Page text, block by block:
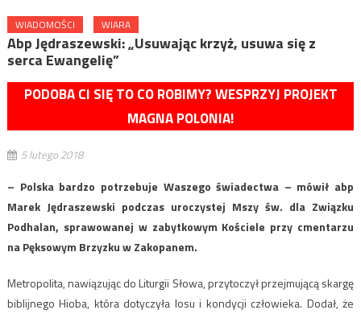
WIADOMOŚCI WIARA
Abp Jędraszewski: „Usuwając krzyż, usuwa się z
serca Ewangelię”
PODOBA CI SIĘ TO CO ROBIMY? WESPRZYJ PROJEKT
MAGNA POLONIA!
5 lutego 2018
– Polska bardzo potrzebuje Waszego świadectwa – mówił abp
Marek Jędraszewski podczas uroczystej Mszy św. dla Związku
Podhalan, sprawowanej w zabytkowym Kościele przy cmentarzu
na Pęksowym Brzyzku w Zakopanem.
Metropolita, nawiązując do Liturgii Słowa, przytoczył przejmującą skargę
biblijnego Hioba, która dotyczyła losu i kondycji człowieka. Dodał, że